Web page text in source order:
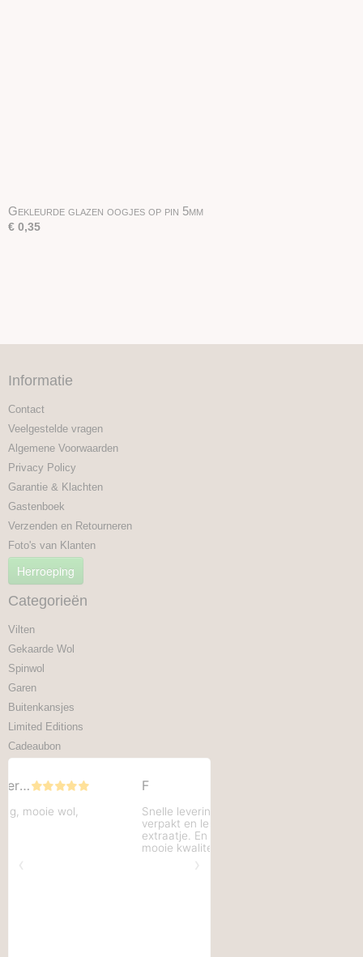
Gekleurde glazen oogjes op pin 5mm
€ 0,35
Informatie
Contact
Veelgestelde vragen
Algemene Voorwaarden
Privacy Policy
Garantie & Klachten
Gastenboek
Verzenden en Retourneren
Foto's van Klanten
Herroeping
Categorieën
Vilten
Gekaarde Wol
Spinwol
Garen
Buitenkansjes
Limited Editions
Cadeaubon